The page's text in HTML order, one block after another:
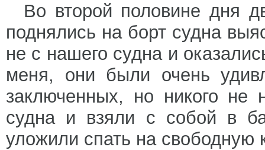
Во второй половине дня
поднялись на борт судна
не с нашего судна и
меня, они были очень
заключенных, но никого
судна и взяли с собой в
уложили спать на свободную